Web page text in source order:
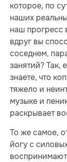
которое, по
наших
наш прогресс
вдруг вы
соседнем,
занятий? Так,
знаете, что
тяжело и
музыке и
раскрывает
То же самое,
йогу с